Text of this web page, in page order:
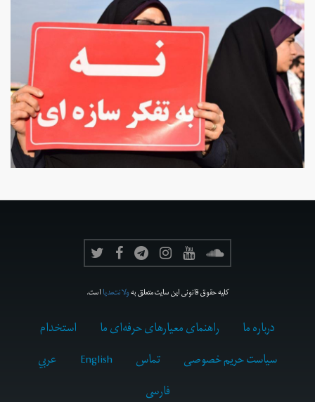
کلیه حقوق قانونی این سایت متعلق بهولانت‌مدیااست.
درباره ما راهنمای معیارهای حرفه‌ای ما
استخدام
سیاست حریم خصوصی
تماس English
عربي
فارسى